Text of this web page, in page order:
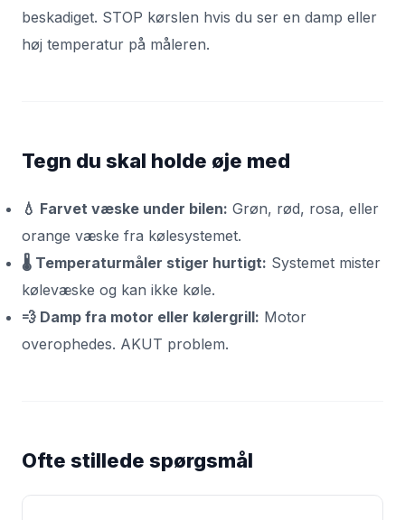
beskadiget. STOP kørslen hvis du ser en damp eller
høj temperatur på måleren.
Tegn du skal holde øje med
💧 Farvet væske under bilen: Grøn, rød, rosa, eller
orange væske fra kølesystemet.
🌡️ Temperaturmåler stiger hurtigt: Systemet mister
kølevæske og kan ikke køle.
💨 Damp fra motor eller kølergrill: Motor
overophedes. AKUT problem.
Ofte stillede spørgsmål